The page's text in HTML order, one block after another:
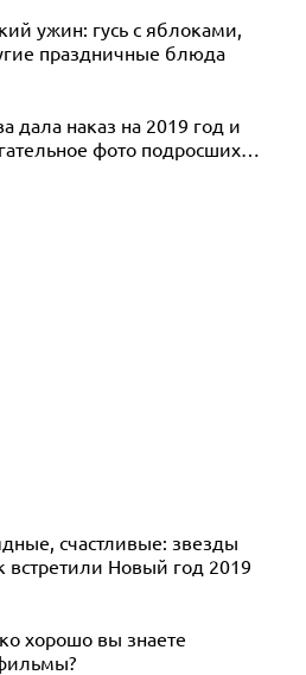
ужин: гусь с яблоками,
праздничные блюда
дала наказ на 2019 год и
фото подросших
счастливые: звезды
встретили Новый год 2019
хорошо вы знаете